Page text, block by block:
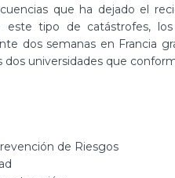
que ha dejado el
tipo de catástrofes,
dos semanas en Francia
dos universidades que
de Riesgos